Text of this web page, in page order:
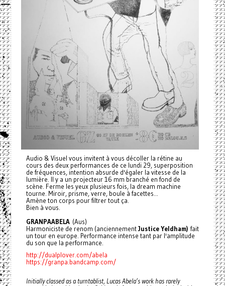
Audio & Visuel vous invitent à vous décoller la rétine au
cours des deux performances de ce lundi 29, superposition
de fréquences, intention absurde d'égaler la vitesse de la
lumière. Il y a un projecteur 16 mm branché en fond de
scène. Ferme les yeux plusieurs fois, la dream machine
tourne. Miroir, prisme, verre, boule à facettes...
Amène ton corps pour filtrer tout ça.
Bien à vous.
GRANPAABELA(Aus)
Harmoniciste de renom (anciennementJustice Yeldham)fait
un tour en europe. Performance intense tant par l'amplitude
du son que la performance.
http://dualplover.com/abela
https://granpa.bandcamp.com/
Initially classed as a turntablist, Lucas Abela’s work has rarely